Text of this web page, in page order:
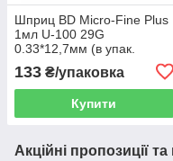
Шприц BD Micro-Fine Plus
1мл U-100 29G
0.33*12,7мм (в упак.
133 ₴/упаковка
Купити
Акційні пропозиції